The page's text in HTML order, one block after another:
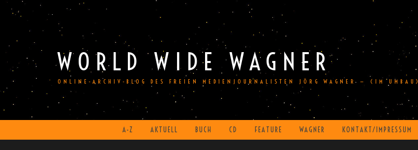
Skip
content
WORLD WIDE WAGNER
ONLINE-ARCHIV-BLOG DES FREIEN MEDIENJOURNALISTEN JÖRG WAGNER — (IM UMBAU)
A-Z AKTUELL BUCH CD FEATURE WAGNER KONTAKT/IMPRESSUM